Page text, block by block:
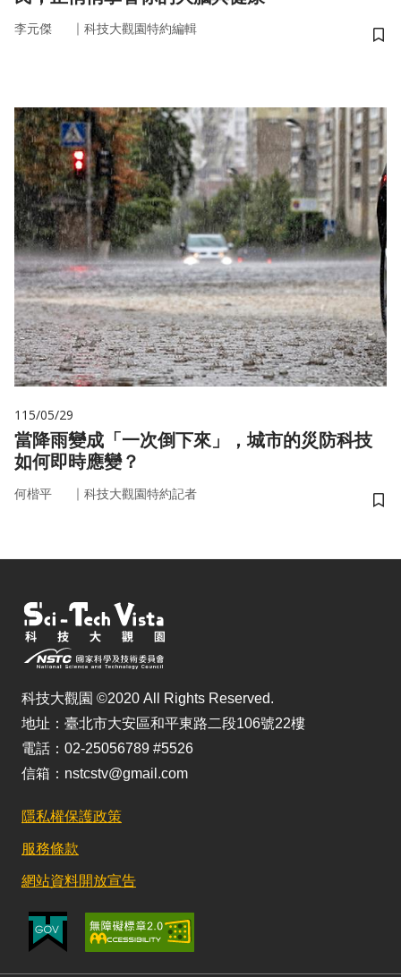
李元傑 ｜ 科技大觀園特約編輯
儲
115/05/29
當降雨變成「一次倒下來」，城市的災防科技
如何即時應變？
何楷平 ｜ 科技大觀園特約記者
儲
科技大觀園 ©2020 All Rights Reserved.
地址：臺北市大安區和平東路二段106號22樓
電話：02-25056789 #5526
信箱：nstcstv@gmail.com
隱私權保護政策
服務條款
網站資料開放宣告